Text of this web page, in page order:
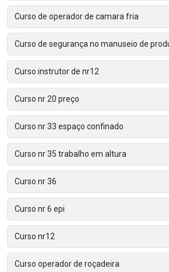
Curso de operador de camara fria
Curso de segurança no manuseio de
Curso instrutor de nr12
Curso nr 20 preço
Curso nr 33 espaço confinado
Curso nr 35 trabalho em altura
Curso nr 36
Curso nr 6 epi
Curso nr12
Curso operador de roçadeira